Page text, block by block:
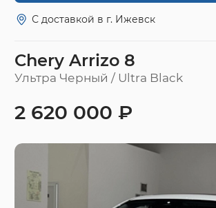
С доставкой в г. Ижевск
Chery Arrizo 8
Ультра Черный / Ultra Black
2 620 000 ₽